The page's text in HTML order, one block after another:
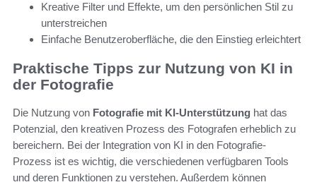
Kreative Filter und Effekte, um den persönlichen Stil zu
unterstreichen
Einfache Benutzeroberfläche, die den Einstieg erleichtert
Praktische Tipps zur Nutzung von KI in
der Fotografie
Die Nutzung von Fotografie mit KI-Unterstützung hat das
Potenzial, den kreativen Prozess des Fotografen erheblich zu
bereichern. Bei der Integration von KI in den Fotografie-
Prozess ist es wichtig, die verschiedenen verfügbaren Tools
und deren Funktionen zu verstehen. Außerdem können